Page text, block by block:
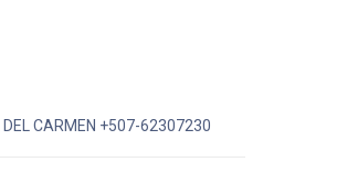
DEL CARMEN +507-62307230